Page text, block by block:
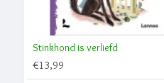
Stinkhond is verliefd
€13,99